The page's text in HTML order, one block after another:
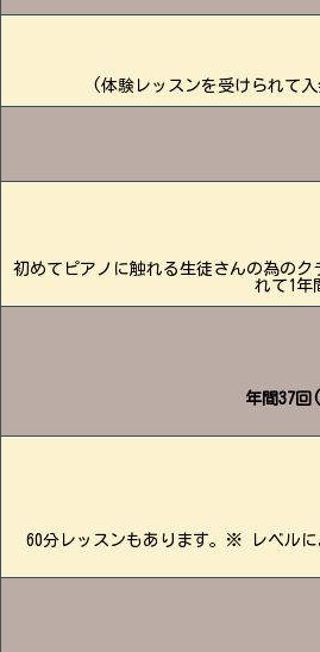
(体験レッスンを受けられて
初めてピアノに触れる生徒さんの為の
れて1年
年間37回
60分レッスンもあります。※ レベルに